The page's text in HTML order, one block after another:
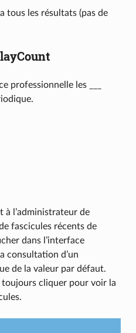
tous les résultats (pas de
professionnelle les ___
à l’administrateur de
fascicules récents de
dans l’interface
consultation d’un
de la valeur par défaut.
toujours cliquer pour voir la